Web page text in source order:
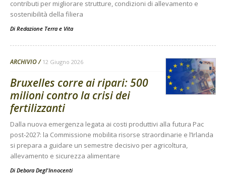
contributi per migliorare strutture, condizioni di allevamento e
sostenibilità della filiera
Di Redazione Terra e Vita
ARCHIVIO 12 Giugno 2026
Bruxelles corre ai ripari: 500
milioni contro la crisi dei
fertilizzanti
Dalla nuova emergenza legata ai costi produttivi alla futura Pac
post-2027: la Commissione mobilita risorse straordinarie e l’Irlanda
si prepara a guidare un semestre decisivo per agricoltura,
allevamento e sicurezza alimentare
Di Debora Degl'Innocenti